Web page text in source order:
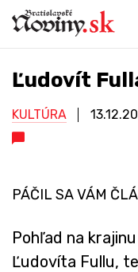
Ľudovít
KULTÚRA
PÁČIL SA VÁM
Pohľad na
Ľudovíta Fullu,